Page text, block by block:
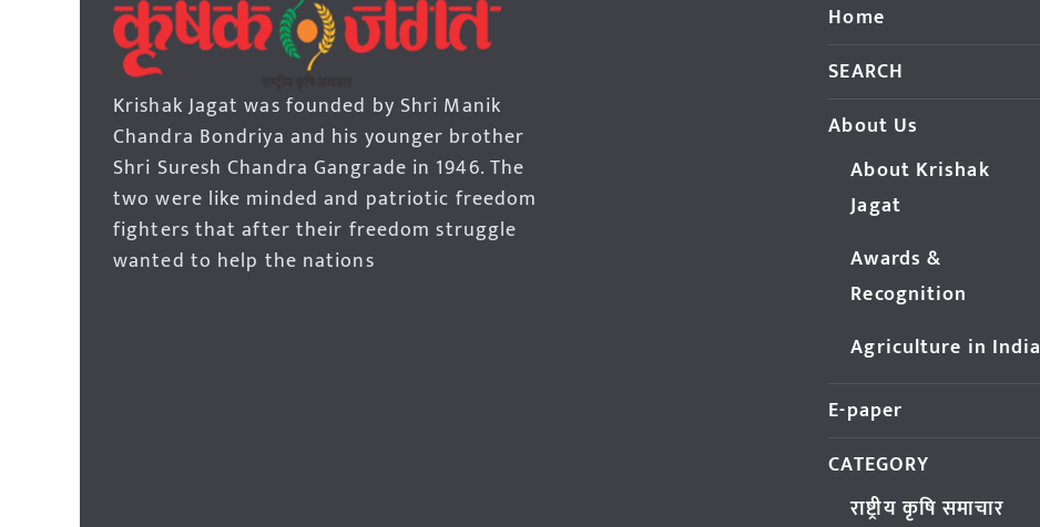
Krishak Jagat was founded by Shri Manik
Chandra Bondriya and his younger brother
Shri Suresh Chandra Gangrade in 1946. The
two were like minded and patriotic freedom
fighters that after their freedom struggle
wanted to help the nations
Home
SEARCH
About Us
About Krishak
Jagat
Awards &
Recognition
Agriculture in India
E-paper
CATEGORY
राष्ट्रीय कृषि समाचार